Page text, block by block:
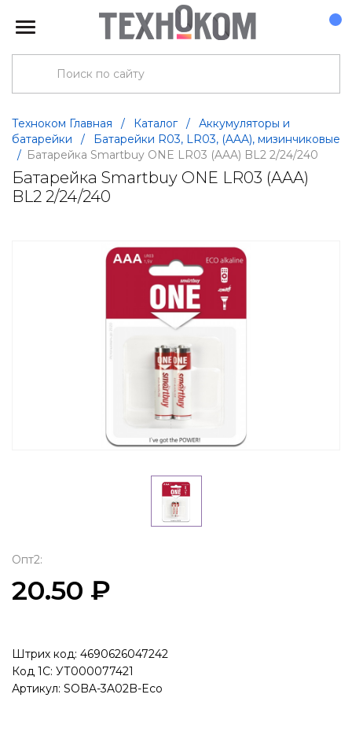
Техноком Главная / Каталог /
Аккумуляторы и
батарейки
/
Батарейки R03, LR03, (AAA), мизинчиковые
/ Батарейка Smartbuy ONE LR03 (AAA) BL2 2/24/240
Батарейка Smartbuy ONE LR03 (AAA)
BL2 2/24/240
Опт2:
20.50 ₽
Штрих код: 4690626047242
Код 1С: УТ000077421
Артикул: SOBA-3A02B-Eco